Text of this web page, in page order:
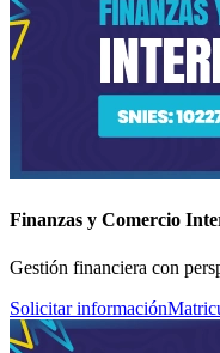
Finanzas y Comercio
Gestión financiera con
Solicitar información